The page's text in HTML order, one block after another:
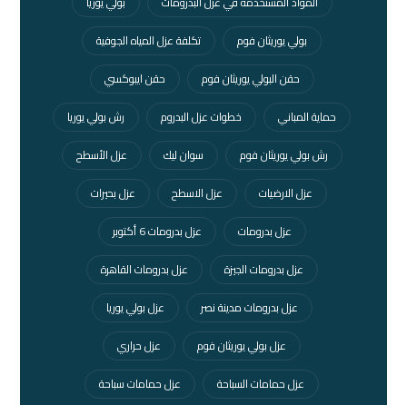
بولي يوريثان فوم
تكلفة عزل المياه الجوفية
حقن البولي يوريثان فوم
حقن ايبوكسي
حماية المباني
خطوات عزل البدروم
رش بولي يوريا
رش بولي يوريثان فوم
سوان ليك
عزل الأسطح
عزل الارضيات
عزل الاسطح
عزل بحيرات
عزل بدرومات
عزل بدرومات 6 أكتوبر
عزل بدرومات الجيزة
عزل بدرومات القاهرة
عزل بدرومات مدينة نصر
عزل بولي يوريا
عزل بولي يوريثان فوم
عزل حراري
عزل حمامات السباحة
عزل حمامات سباحة